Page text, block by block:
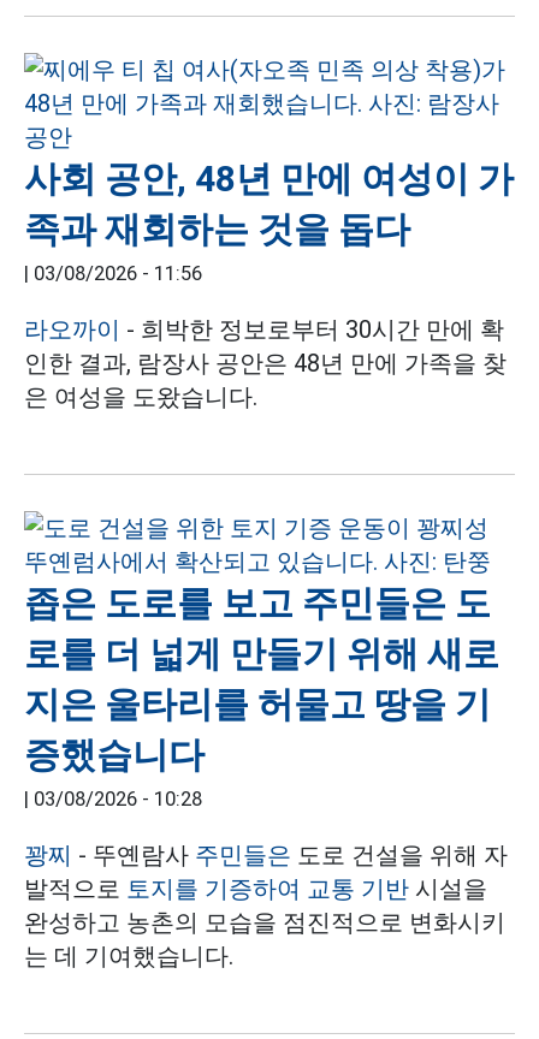
사회 공안, 48년 만에 여성이 가
족과 재회하는 것을 돕다
| 03/08/2026 - 11:56
라오까이 - 희박한 정보로부터 30시간 만에 확
인한 결과, 람장사 공안은 48년 만에 가족을 찾
은 여성을 도왔습니다.
좁은 도로를 보고 주민들은 도
로를 더 넓게 만들기 위해 새로
지은 울타리를 허물고 땅을 기
증했습니다
| 03/08/2026 - 10:28
꽝찌 - 뚜옌람사 주민들은 도로 건설을 위해 자
발적으로 토지를 기증하여 교통 기반 시설을
완성하고 농촌의 모습을 점진적으로 변화시키
는 데 기여했습니다.